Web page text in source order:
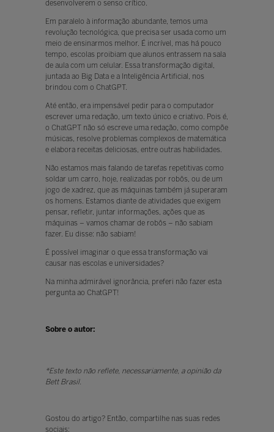
desenvolverem o senso crítico.
Em paralelo à informação abundante, temos uma
revolução tecnológica, que precisa ser usada como um
meio de ensinarmos melhor. É incrível, mas há pouco
tempo, escolas proibiam que alunos entrassem na sala
de aula com um celular. Essa transformação digital,
juntada ao Big Data e a Inteligência Artificial, nos
brindou com o ChatGPT.
Até então, era impensável pedir para o computador
escrever uma redação, um texto único e criativo. Pois é,
o ChatGPT não só escreve uma redação, como compõe
músicas, resolve problemas complexos de matemática
e elabora receitas deliciosas, entre outras habilidades.
Não estamos mais falando de tarefas repetitivas como
soldar um carro, hoje, realizadas por robôs, ou de um
jogo de xadrez, que as máquinas também já superaram
os homens. Estamos diante de atividades que exigem
pensar, refletir, juntar informações, ações que as
máquinas – vamos chamar de robôs – não sabiam
fazer. Eu disse: não sabiam!
É possível imaginar o que essa transformação vai
causar nas escolas e universidades?
Na minha admirável ignorância, preferi não fazer esta
pergunta ao ChatGPT!
Sobre o autor:
*Este texto não reflete, necessariamente, a opinião da
Bett Brasil.
Gostou do artigo? Então, compartilhe nas suas redes
sociais: